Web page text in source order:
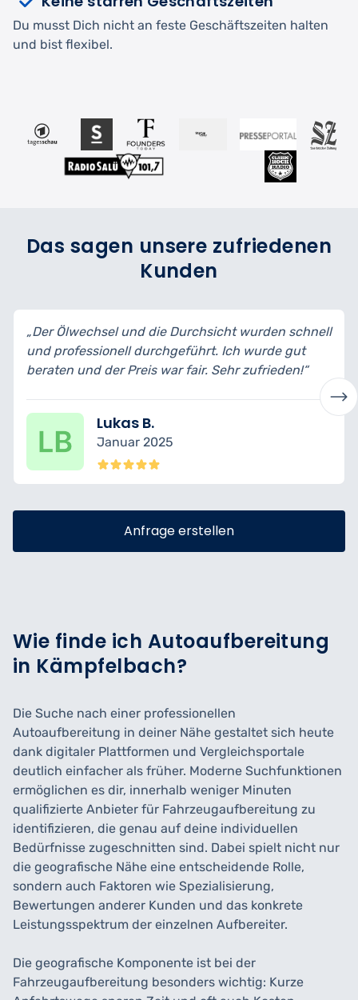
Du musst Dich nicht an feste Geschäftszeiten halten
und bist flexibel.
Das sagen unsere zufriedenen
Kunden
wurden schnell
Ich wurde gut
fair. Sehr zufrieden!“
„Ich habe mein Auto zur
bin wirklich begeistert vom
transparent erklärt und
Anfrage erstellen
Wie finde ich Autoaufbereitung
in Kämpfelbach?
Die Suche nach einer professionellen
Autoaufbereitung in deiner Nähe gestaltet sich heute
dank digitaler Plattformen und Vergleichsportale
deutlich einfacher als früher. Moderne Suchfunktionen
ermöglichen es dir, innerhalb weniger Minuten
qualifizierte Anbieter für Fahrzeugaufbereitung zu
identifizieren, die genau auf deine individuellen
Bedürfnisse zugeschnitten sind. Dabei spielt nicht nur
die geografische Nähe eine entscheidende Rolle,
sondern auch Faktoren wie Spezialisierung,
Bewertungen anderer Kunden und das konkrete
Leistungsspektrum der einzelnen Aufbereiter.
Die geografische Komponente ist bei der
Fahrzeugaufbereitung besonders wichtig: Kurze